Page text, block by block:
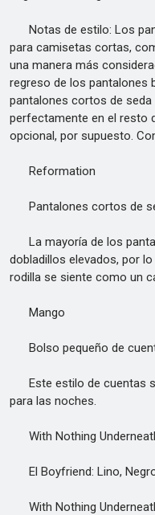
Notas de estilo: Los
para camisetas cortas,
una manera más
regreso de los pantalones
pantalones cortos de seda
perfectamente en el resto
opcional, por supuesto.
Reformation
Pantalones cortos de
La mayoría de los
dobladillos elevados, por
rodilla se siente como un
Mango
Bolso pequeño de
Este estilo de cuentas
para las noches.
With Nothing
El Boyfriend: Lino,
With Nothing